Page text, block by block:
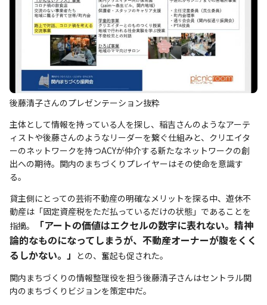
後藤清子さんのプレゼンテーション抜粋
主体として情報を持っている人を探し、稲吉さんのようなアーテ
ィストや後藤さんのようなリーダーを繋ぐ仕組みと、クリエイタ
ーのネットワークを持つACYが仲介する新たなネットワークの創
出への期待。関内のまちづくりプレイヤーはその使命を意識す
る。
貸主側にとっての芸術不動産の明確なメリットを探る中、遊休不
動産は「固定資産税をただ払っているだけの状態」であることを
指摘。
「アートの価値はエクセルの数字に表れない。精神
論的なものになってしまうが、不動産オーナーが腹をくく
るしかない。」 との、奮起も促された。
関内まちづくりの情報整理役を担う後藤清子さんはセントラル関
内のまちづくりビジョンを策定中だ。